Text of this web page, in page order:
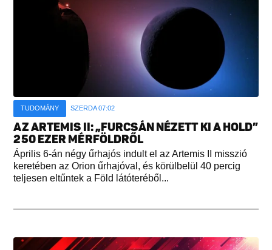
TUDOMÁNY SZERDA 07:02
AZ ARTEMIS II: „FURCSÁN NÉZETT KI A HOLD”
250 EZER MÉRFÖLDRŐL
Április 6-án négy űrhajós indult el az Artemis II misszió
keretében az Orion űrhajóval, és körülbelül 40 percig
teljesen eltűntek a Föld látóteréből...